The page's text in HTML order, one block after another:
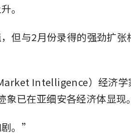
。
但与2月份录得的强劲扩张
Intelligence）经济学
已在亚细安各经济体显现
。”